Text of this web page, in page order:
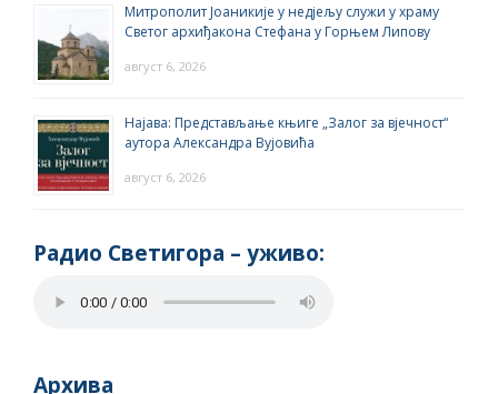
Митрополит Јоаникије у недјељу служи у храму
Светог архиђакона Стефана у Горњем Липову
август 6, 2026
Најава: Представљање књиге „Залог за вјечност“
аутора Александра Вујовића
август 6, 2026
Радио Светигора – yживо:
Архива